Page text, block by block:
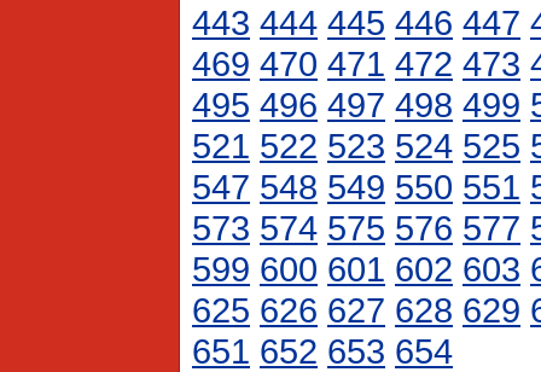
443 444 445 446 447
469 470 471 472 473
495 496 497 498 499
521 522 523 524 525
547 548 549 550 551
573 574 575 576 577
599 600 601 602 603
625 626 627 628 629
651 652 653 654